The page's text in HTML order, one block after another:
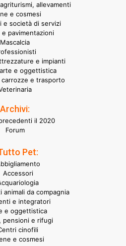
allevamenti
e cosmesi
e società di servizi
pavimentazioni
Mascalcia
e impianti
e oggettistica
carrozze e trasporto
Archivi:
il 2020
Forum
Pet:
Accessori
animali da compagnia
e integratori
e oggettistica
pensioni e rifugi
cinofili
e cosmesi